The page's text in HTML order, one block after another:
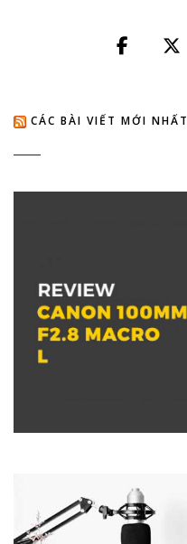
CÁC BÀI VIẾT MỚI NHẤT